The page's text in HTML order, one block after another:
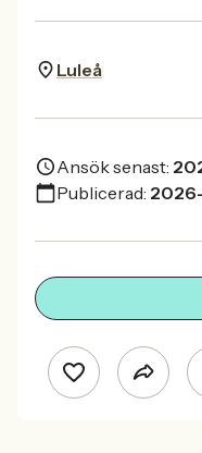
Luleå
Ansök senast:
Publicerad: